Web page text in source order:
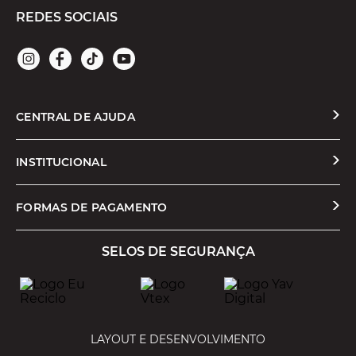
REDES SOCIAIS
CENTRAL DE AJUDA
Solicitar Troca ou Devolução
Formas de Pagamento
Cashback
INSTITUCIONAL
Quem Somos
Trabalhe Conosco
Política de Privacidade
FORMAS DE PAGAMENTO
SELOS DE SEGURANÇA
LAYOUT E DESENVOLVIMENTO